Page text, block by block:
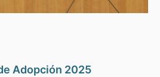
Adopción 2025